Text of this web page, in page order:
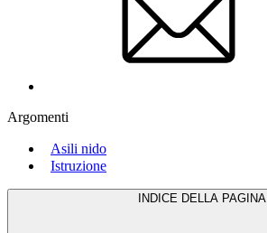
Argomenti
Asili nido
Istruzione
INDICE DELLA PAGINA